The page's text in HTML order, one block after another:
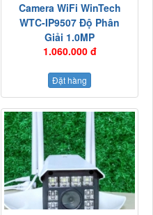
Camera WiFi WinTech
WTC-IP9507 Độ Phân
Giải 1.0MP
1.060.000 đ
Đặt hàng